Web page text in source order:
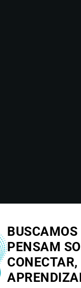
BUSCAMOS
PENSAM